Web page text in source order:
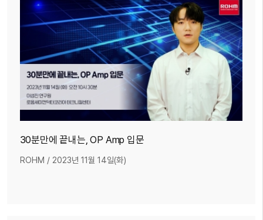
30분만에 끝내는, OP Amp 입문
ROHM / 2023년 11월 14일(화)